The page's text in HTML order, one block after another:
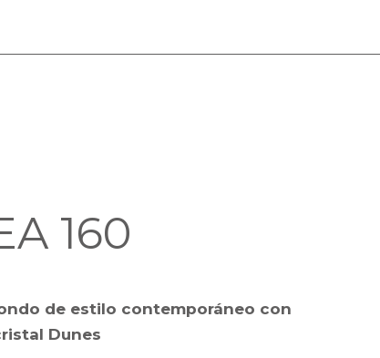
160
de estilo contemporáneo con
Dunes